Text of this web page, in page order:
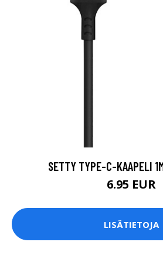
SETTY TYPE-C-KAAPELI
6.95 EUR
LISÄTIETOJA